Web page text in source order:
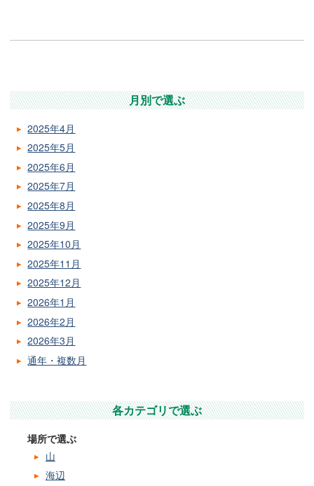
月別で選ぶ
2025年4月
2025年5月
2025年6月
2025年7月
2025年8月
2025年9月
2025年10月
2025年11月
2025年12月
2026年1月
2026年2月
2026年3月
通年・複数月
各カテゴリで選ぶ
場所で選ぶ
山
海辺